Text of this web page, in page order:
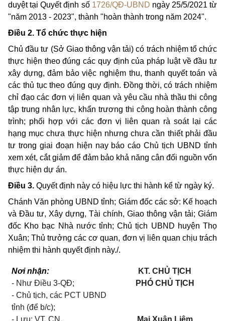
duyệt tại Quyết định số 1726/QĐ-UBND ngày 25/5/2021 từ
"năm 2013 - 2023", thành "hoàn thành trong năm 2024".
Điều 2. Tổ chức thực hiện
Chủ đầu tư (Sở Giao thông vận tải) có trách nhiệm tổ chức
thực hiện theo đúng các quy định của pháp luật về đầu tư
xây dựng, đảm bảo việc nghiệm thu, thanh quyết toán và
các thủ tục theo đúng quy định. Đồng thời, có trách nhiệm
chỉ đạo các đơn vị liên quan và yêu cầu nhà thầu thi công
tập trung nhân lực, khẩn trương thi công hoàn thành công
trình; phối hợp với các đơn vị liên quan rà soát lại các
hạng mục chưa thực hiện nhưng chưa cần thiết phải đầu
tư trong giai đoạn hiện nay báo cáo Chủ tịch UBND tỉnh
xem xét, cắt giảm để đảm bảo khả năng cân đối nguồn vốn
thực hiện dự án.
Điều 3. Quyết định này có hiệu lực thi hành kể từ ngày ký.
Chánh Văn phòng UBND tỉnh; Giám đốc các sở: Kế hoạch
và Đầu tư, Xây dựng, Tài chính, Giao thông vận tải; Giám
đốc Kho bạc Nhà nước tỉnh; Chủ tịch UBND huyện Thọ
Xuân; Thủ trưởng các cơ quan, đơn vị liên quan chịu trách
nhiệm thi hành quyết định này./.
Nơi nhận:
- Như Điều 3-QĐ;
- Chủ tịch, các PCT UBND
tỉnh (để b/c);
KT. CHỦ TỊCH
PHÓ CHỦ TỊCH